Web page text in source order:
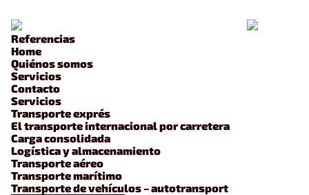
Referencias
Home
Quiénos somos
Servicios
Contacto
Servicios
Transporte exprés
El transporte internacional por carretera
Carga consolidada
Logística y almacenamiento
Transporte aéreo
Transporte marítimo
Transporte de vehículos – autotransport